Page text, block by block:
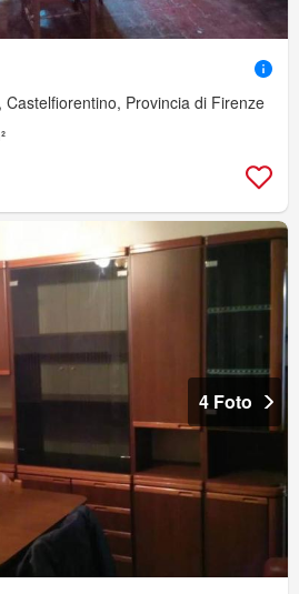
Castelfiorentino, Provincia di Firenze
4 Foto